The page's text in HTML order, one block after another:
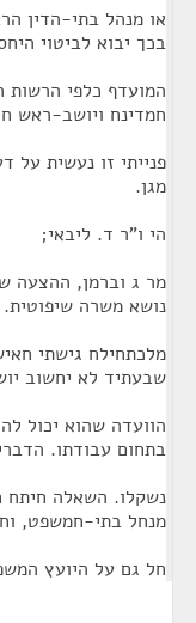
או מנהל בתי-הדין
בכך יבוא לביטוי
המועדף כלפי
חמדינח ויושב-ראש
פנייתי זו נעשית
מגן.
הי ו"ר ד. ליבאי;
מר ג וברמן, ההצעה
נושא משרה שיפוטית.
מלכתחילח גישתי
שבעתיד לא יחשוב
הוועדה שהוא יכול
בתחום עבודתו.
נשקלו. השאלה חיתח
מנחל בתי-חמשפט,
חל גם על היועץ